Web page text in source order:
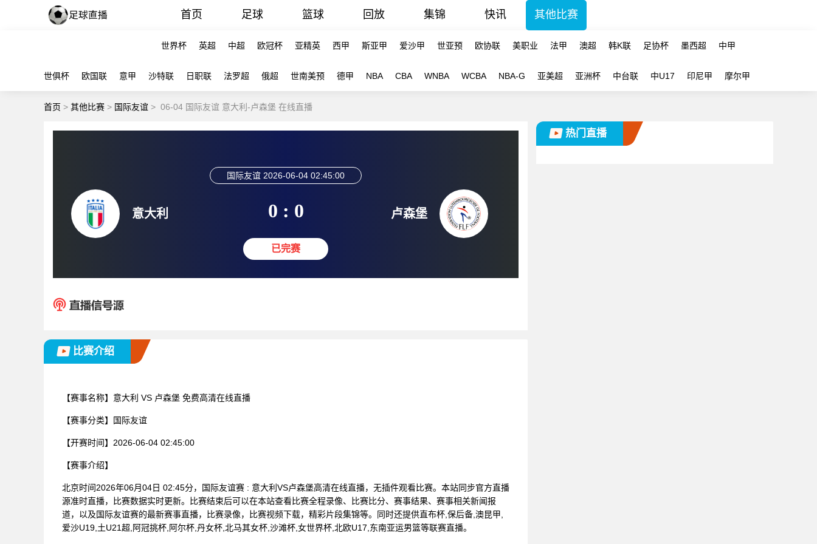
首页 足球 篮球 回放 集锦 快讯 其他比赛
世界杯 英超 中超 欧冠杯 亚精英 西甲 斯亚甲 爱沙甲 世亚预 欧协联 美职业 法甲 澳超 韩K联 足协杯 墨西超 中甲
世俱杯 欧国联 意甲 沙特联 日职联 法罗超 俄超 世南美预 德甲 NBA CBA WNBA WCBA NBA-G 亚美超 亚洲杯 中台联 中U17 印尼甲 摩尔甲
首页 > 其他比赛 > 国际友谊 > 06-04 国际友谊 意大利-卢森堡 在线直播
意大利
国际友谊 2026-06-04 02:45:00
0 : 0
已完赛
卢森堡
比赛介绍
【赛事名称】 意大利 VS 卢森堡 免费高清在线直播
【赛事分类】 国际友谊
【开赛时间】 2026-06-04 02:45:00
【赛事介绍】
北京时间2026年06月04日 02:45分，国际友谊赛 : 意大利VS卢森堡高清在线直播，无插件观看比赛。本站同步官方直播
源准时直播，比赛数据实时更新。比赛结束后可以在本站查看比赛全程录像、比赛比分、赛事结果、赛事相关新闻报
道，以及国际友谊赛的最新赛事直播，比赛录像，比赛视频下载，精彩片段集锦等。同时还提供直布杯,保后备,澳昆甲,
爱沙U19,土U21超,阿冠挑杯,阿尔杯,丹女杯,北马其女杯,沙滩杯,女世界杯,北欧U17,东南亚运男篮等联赛直播。
热门直播